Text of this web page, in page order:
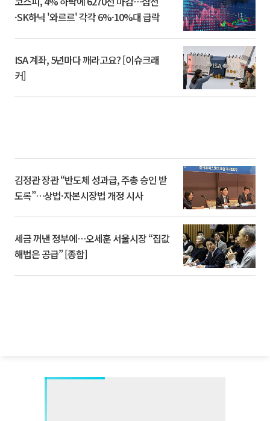
·SK하닉 '와르르' 각각 6%·10%대 급락
ISA 계좌, 5년마다 깨라고요? [이슈크래
커]
김정관 장관 “반도체 성과급, 주총 승인 받
도록”…상법·자본시장법 개정 시사
세금 꺼낸 정부에…오세훈 서울시장 “집값
해법은 공급” [종합]